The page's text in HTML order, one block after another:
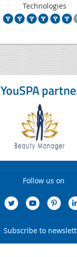
Technologies
YouSPA
Follow us on
Subscribe to